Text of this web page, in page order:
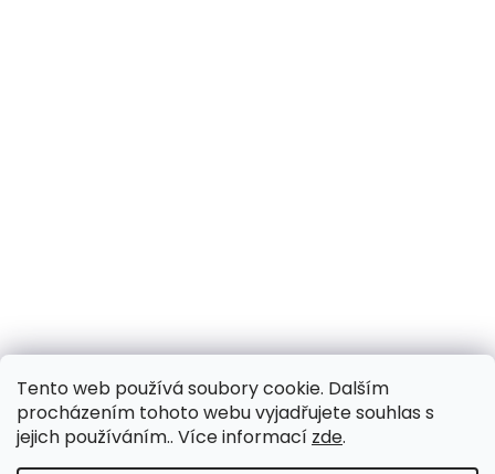
Tento web používá soubory cookie. Dalším
procházením tohoto webu vyjadřujete souhlas s
jejich používáním.. Více informací zde.